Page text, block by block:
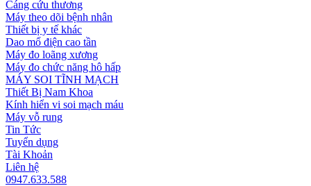
Cáng cứu thương
Máy theo dõi bệnh nhân
Thiết bị y tế khác
Dao mổ điện cao tần
Máy đo loãng xương
Máy đo chức năng hô hấp
MÁY SOI TĨNH MẠCH
Thiết Bị Nam Khoa
Kính hiển vi soi mạch máu
Máy vỗ rung
Tin Tức
Tuyển dụng
Tài Khoản
Liên hệ
0947.633.588